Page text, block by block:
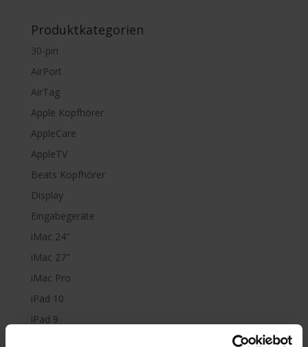
Produktkategorien
30-pin
AirPort
AirTag
Apple Kopfhörer
AppleCare
AppleTV
Beats Kopfhörer
Display
Eingabegeräte
iMac 24"
iMac 27"
iMac Pro
iPad 10
iPad 9